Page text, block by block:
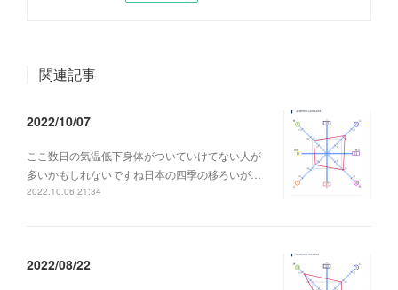
関連記事
2022/10/07
ここ数日の気温低下身体がついていけてない人が
多いかもしれないですね日本の四季の移ろいが…
2022.10.06 21:34
2022/08/22